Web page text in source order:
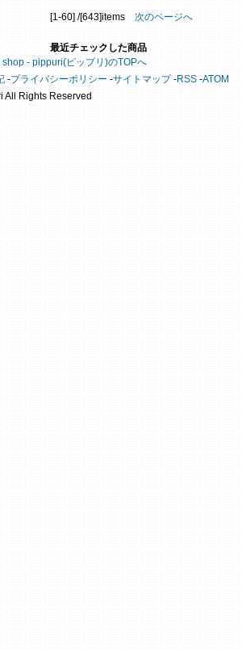
[1-60] /[643]items 次のページへ
最近チェックした商品
- pippuri(ピップリ)のTOPへ
-プライバシーポリシー -サイトマップ-RSS -ATOM
All Rights Reserved